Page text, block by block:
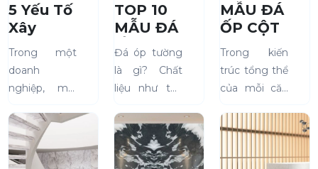
5 Yếu Tố
Xây
Dựng
Môi
Trường
Làm
Việc
Chuyên
Nghiệp
Trong một
doanh
nghiệp, môi
việc không
chỉ là nơi
nhân viên
TOP 10
MẪU ĐÁ
ỐP
TƯỜNG
RÀO
HIỆN
ĐẠI
Đá óp tường
là gì? Chất
liệu như thế
ra sao? Loại
nào phù hợp
để ốp tường
MẪU ĐÁ
ỐP CỘT
ĐẸP
NĂM
2023
Trong kiến
trúc tổng thể
của mỗi căn
cột nhà
vuông chính
là hạng mục